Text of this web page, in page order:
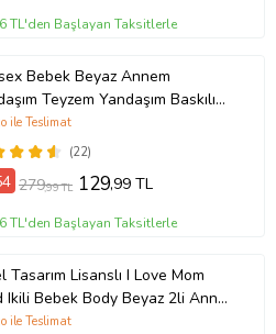
TL'den Başlayan Taksitlerle
Bebek Beyaz Annem
Teyzem Yandaşım Baskılı
Zıbın
(22)
ile Teslimat
279,99 TL 129,99 TL
TL'den Başlayan Taksitlerle
Tasarım Lisanslı I Love Mom
Ikili Bebek Body Beyaz 2li Anne
Bebek Badi Zıbın
ile Teslimat